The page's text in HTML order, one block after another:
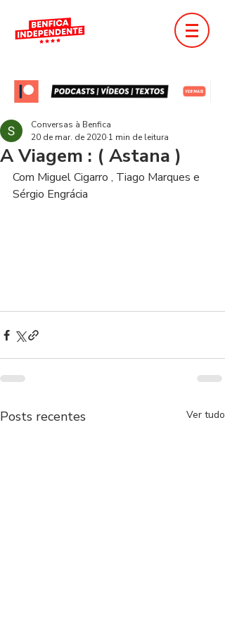
A Viagem : ( Astana )
Conversas à Benfica
20 de mar. de 2020 1 min de leitura
Com Miguel Cigarro , Tiago Marques e
Sérgio Engrácia
Posts recentes Ver tudo